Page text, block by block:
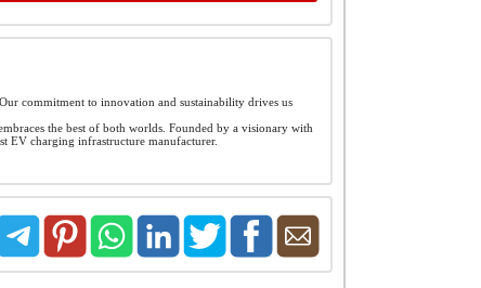
commitment to innovation and sustainability drives us
the best of both worlds. Founded by a visionary with
EV charging infrastructure manufacturer.